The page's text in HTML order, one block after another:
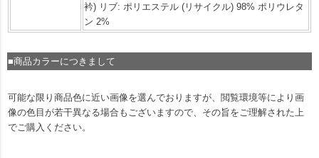
衿) リブ: ポリエステル (リサイクル) 98% ポリウレタ
ン 2%
■商品カラーにつきまして
可能な限り商品色に近い画像を選んでおりますが、閲覧環境等により画
像の色目が若干異なる場合もございますので、その旨をご理解された上
でご購入ください。